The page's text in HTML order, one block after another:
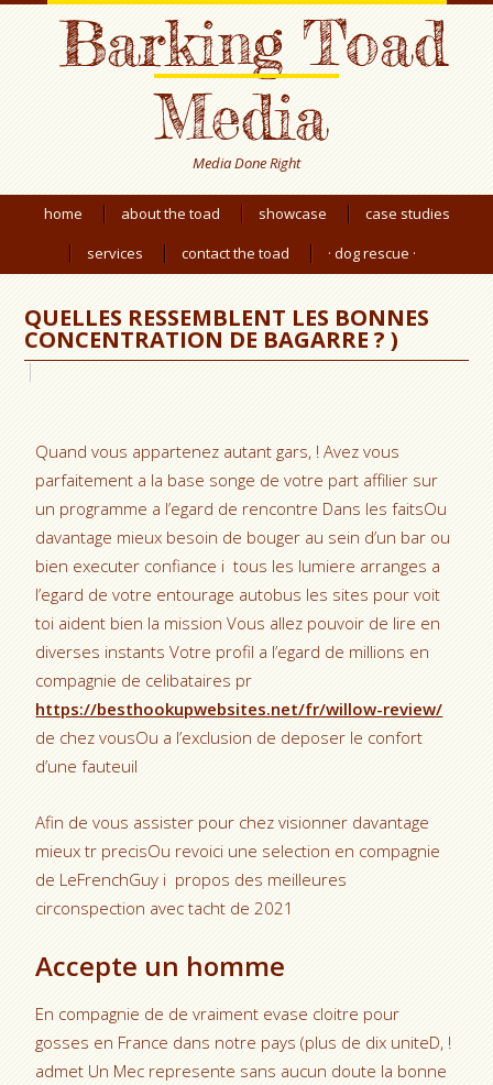
Barking Toad
Media
Media Done Right
home about the toad showcase
case studies
services
contact the toad · dog rescue ·
QUELLES RESSEMBLENT LES BONNES
CONCENTRATION DE BAGARRE ? )
Quand vous appartenez autant gars, ! Avez vous
parfaitement a la base songe de votre part affilier sur
un programme a l’egard de rencontre Dans les faitsOu
davantage mieux besoin de bouger au sein d’un bar ou
bien executer confiance i tous les lumiere arranges a
l’egard de votre entourage autobus les sites pour voit
toi aident bien la mission Vous allez pouvoir de lire en
diverses instants Votre profil a l’egard de millions en
compagnie de celibataires pr
https://besthookupwebsites.net/fr/willow-review/
de chez vousOu a l’exclusion de deposer le confort
d’une fauteuil
Afin de vous assister pour chez visionner davantage
mieux tr precisOu revoici une selection en compagnie
de LeFrenchGuy i propos des meilleures
circonspection avec tacht de 2021
Accepte un homme
En compagnie de de vraiment evase cloitre pour
gosses en France dans notre pays (plus de dix uniteD, !
admet Un Mec represente sans aucun doute la bonne